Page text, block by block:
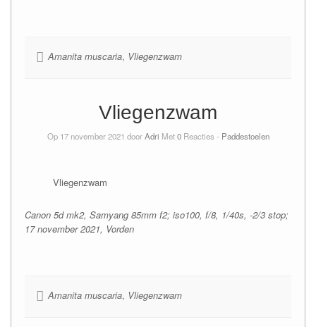
Amanita muscaria, Vliegenzwam
Vliegenzwam
Op 17 november 2021 doorAdri Met0Reacties - Paddestoelen
Vliegenzwam
Canon 5d mk2, Samyang 85mm f2; iso100, f/8, 1/40s, -2/3 stop;
17 november 2021, Vorden
Amanita muscaria, Vliegenzwam